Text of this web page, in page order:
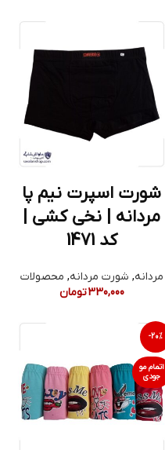
شورت اسپرت نیم پا
مردانه | نخی کشی |
کد 1471
مردانه, شورت مردانه, محصولات
330,000تومان
-20%
اتمام مو
جودی